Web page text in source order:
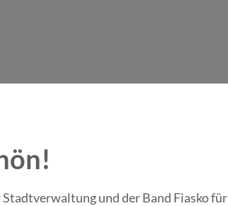
Stadtverwaltung und der Band Fiasko für